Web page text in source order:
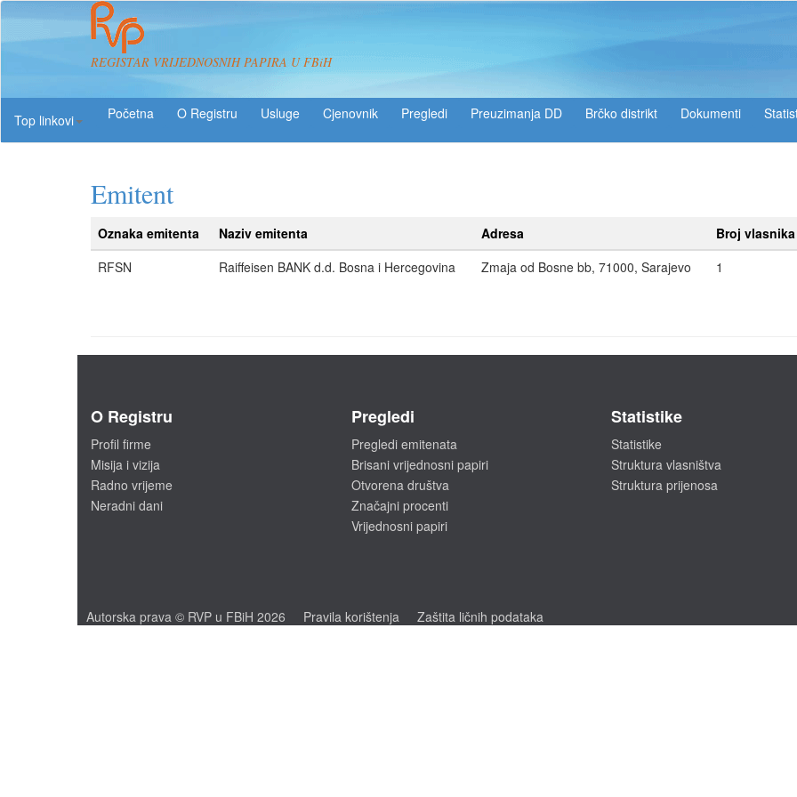
REGISTAR VRIJEDNOSNIH PAPIRA U FBiH
Top linkovi
O Registru Usluge Pregledi Preuzimanja DD Brčko distrikt Dokumenti
Emitent
Oznaka emitenta Naziv emitenta Adresa
Broj
RFSN
Raiffeisen BANK d.d. Bosna i Hercegovina Zmaja od Bosne bb, 71000, Sarajevo 1
O Registru
Profil firme
Misija i vizija
Radno vrijeme
Neradni dani
Pregledi
Pregledi emitenata
Brisani vrijednosni papiri
Otvorena društva
Značajni procenti
Vrijednosni papiri
Statistike
Statistike
Struktura vlasništva
Struktura prijenosa
Autorska prava © RVP u FBiH 2026 Pravila korištenja Zaštita ličnih podataka